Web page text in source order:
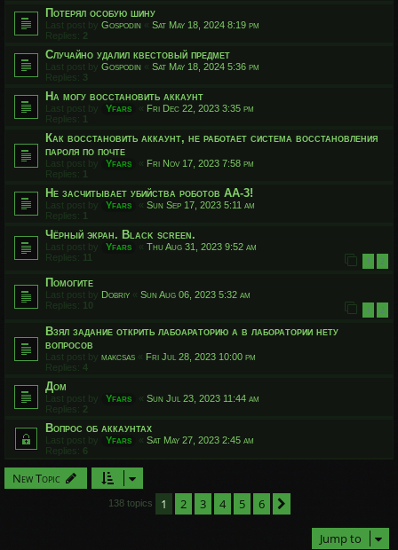
Потерял особую шину
Last post by Gospodin « Sat May 18, 2024 8:19 pm
Replies: 2
Случайно удалил квестовый предмет
Last post by Gospodin « Sat May 18, 2024 5:36 pm
Replies: 3
На могу восстановить аккаунт
Last post by Yfars « Fri Dec 22, 2023 3:35 pm
Replies: 1
Как восстановить аккаунт, не работает система восстановления
пароля по почте
Last post by Yfars « Fri Nov 17, 2023 7:58 pm
Replies: 1
Не засчитывает убийства роботов АА-3!
Last post by Yfars « Sun Sep 17, 2023 5:11 am
Replies: 1
Чёрный экран. Black screen.
Last post by Yfars « Thu Aug 31, 2023 9:52 am
Replies: 11 1 2
Помогите
Last post by Dobriy « Sun Aug 06, 2023 5:32 am
Replies:
10 1 2
Взял задание открить лабоараторию а в лаборатории нету
вопросов
Last post by makcsas « Fri Jul 28, 2023 10:00 pm
Replies: 4
Дом
Last post by Yfars « Sun Jul 23, 2023 11:44 am
Replies: 2
Вопрос об аккаунтах
Last post by Yfars « Sat May 27, 2023 2:45 am
Replies: 6
New Topic
138 topics 1 2 3 4 5 6
Jump to